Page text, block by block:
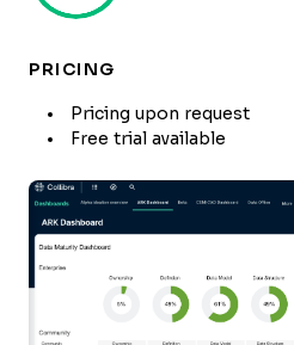
PRICING
Pricing upon request
Free trial available